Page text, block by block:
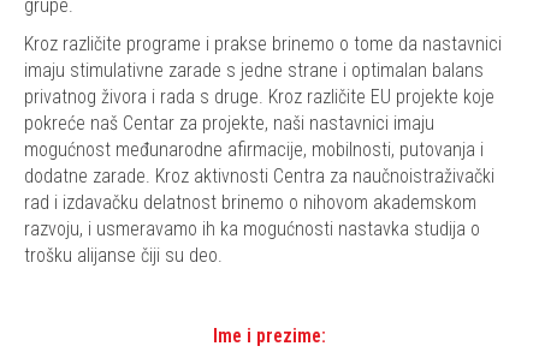
grupe.
Kroz različite programe i prakse brinemo o tome da nastavnici
imaju stimulativne zarade s jedne strane i optimalan balans
privatnog živora i rada s druge. Kroz različite EU projekte koje
pokreće naš Centar za projekte, naši nastavnici imaju
mogućnost međunarodne afirmacije, mobilnosti, putovanja i
dodatne zarade. Kroz aktivnosti Centra za naučnoistraživački
rad i izdavačku delatnost brinemo o nihovom akademskom
razvoju, i usmeravamo ih ka mogućnosti nastavka studija o
trošku alijanse čiji su deo.
Ime i prezime: